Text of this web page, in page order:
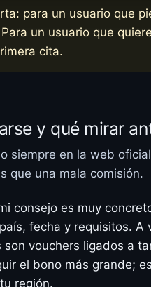
para un usuario que
un usuario que
cita.
y qué mirar
siempre en la web
que una mala comisión.
consejo es muy
fecha y requisitos.
son vouchers ligados a
el bono más grande;
región.